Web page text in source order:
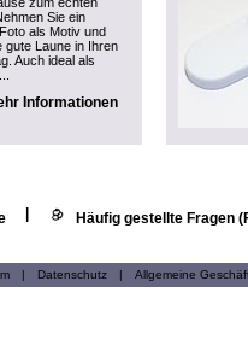
Sie ein
als Motiv und
gute Laune in Ihren
Auch ideal als
Informationen
Häufig gestellte Fragen
| Datenschutz | Allgemeine